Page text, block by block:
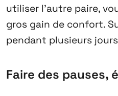
utiliser l’autre paire,
gros gain de confort.
pendant plusieurs jours
Faire des pauses,